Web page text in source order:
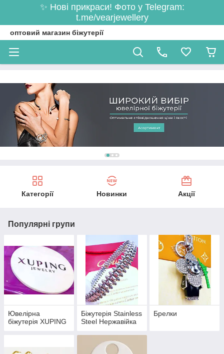
✨ Нові прикраси! Фото у Telegram:
t.me/vearjewellery
оптовий магазин біжутерії
Категорії Новинки Акції
Популярні групи
Ювелірна
біжутерія XUPING
Біжутерія Stainless
Steel Нержавійка
Брелки